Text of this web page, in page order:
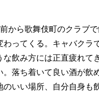
前から歌舞伎町のクラブ
わってくる。キャバク
な飲み方には正直疲れ
。落ち着いて良い酒が
のいい場所、自分自身